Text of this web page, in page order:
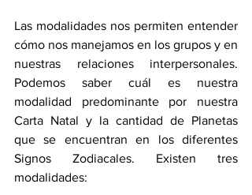
Las modalidades nos permiten entender
cómo nos manejamos en los grupos y en
nuestras relaciones interpersonales.
Podemos saber cuál es nuestra
modalidad predominante por nuestra
Carta Natal y la cantidad de Planetas
que se encuentran en los diferentes
Signos Zodiacales. Existen tres
modalidades: